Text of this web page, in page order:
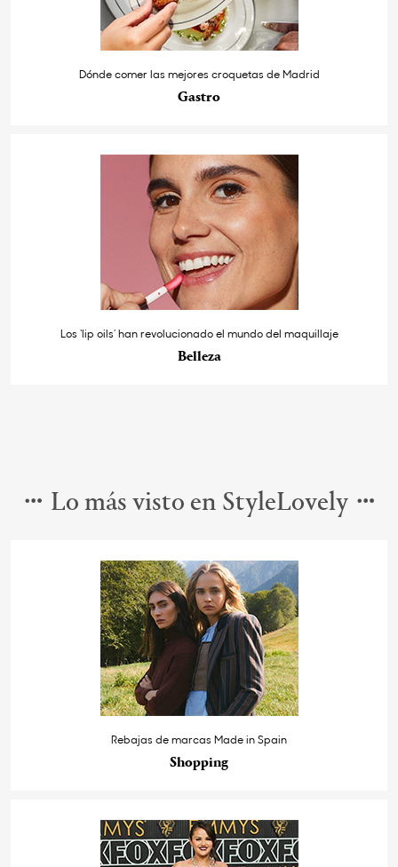
Dónde comer las mejores croquetas de Madrid
Gastro
Los ‘lip oils’ han revolucionado el mundo del maquillaje
Belleza
Lo más visto en StyleLovely
Rebajas de marcas Made in Spain
Shopping